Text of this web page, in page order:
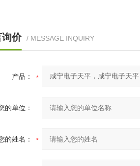
价 / MESSAGE INQUIRY
产品：
的单位：
的姓名：